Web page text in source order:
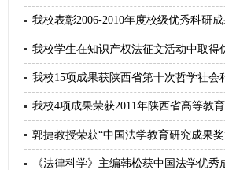
我校表彰2006-2010年度校级优秀科研
我校学生在知识产权法征文活动中取得
郭捷教授荣获“中国法学教育研究成果